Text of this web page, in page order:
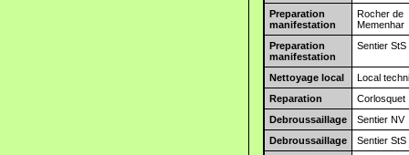
Preparation
manifestation
Rocher de
Memenhar
Preparation
manifestation
Sentier StS
Nettoyage local
Local
Reparation
Corlosquet
Debroussaillage
Sentier NV
Debroussaillage
Sentier StS